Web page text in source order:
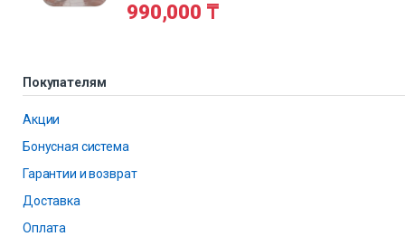
990,000 ₸
Покупателям
Акции
Бонусная система
Гарантии и возврат
Доставка
Оплата